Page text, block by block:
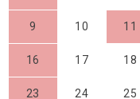
9 10 11
16 17 18
23 24 25